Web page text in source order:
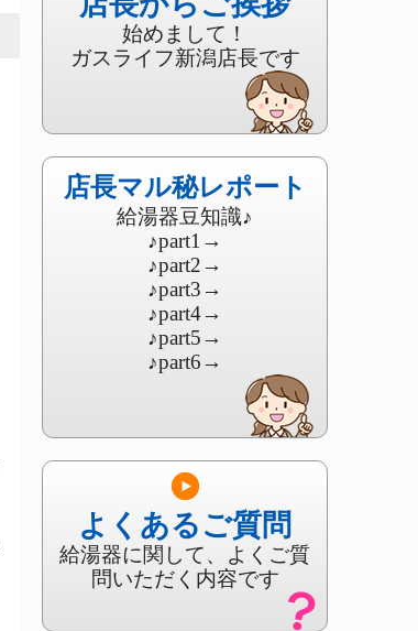
始めまして！
ガスライフ新潟店長です
店長マル秘レポート
給湯器豆知識♪
♪part1 →
♪part2→
♪part3→
♪part4→
♪part5→
♪part6→
よくあるご質問
給湯器に関して、よくご質
問いただく内容です